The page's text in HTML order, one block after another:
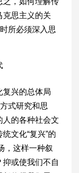
克思主义的关
所必须深入思
兴的总体局
式研究和思
人的各种社会文
文化“复兴”的
，这样一种叙
或使我们不自